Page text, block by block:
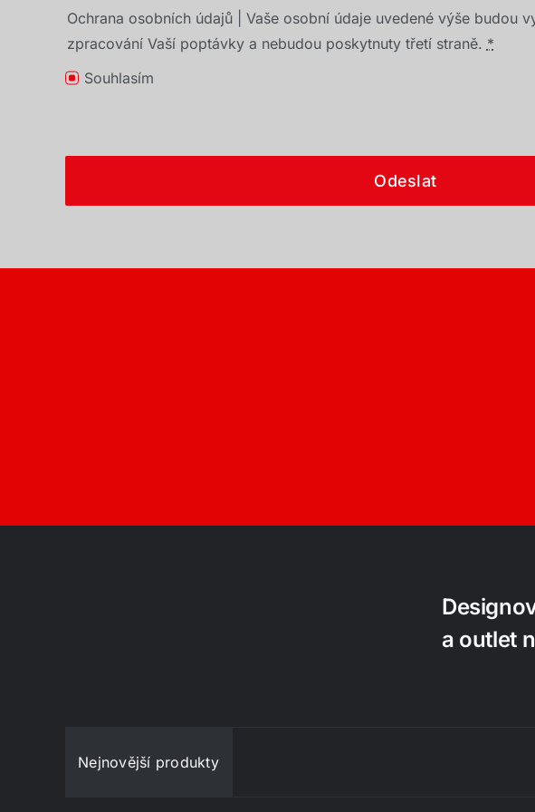
Ochrana osobních údajů | Vaše osobní údaje uvedené výše budou
zpracování Vaší poptávky a nebudou poskytnuty třetí straně. *
Souhlasím
Odeslat
a outlet
Nejnovější produkty